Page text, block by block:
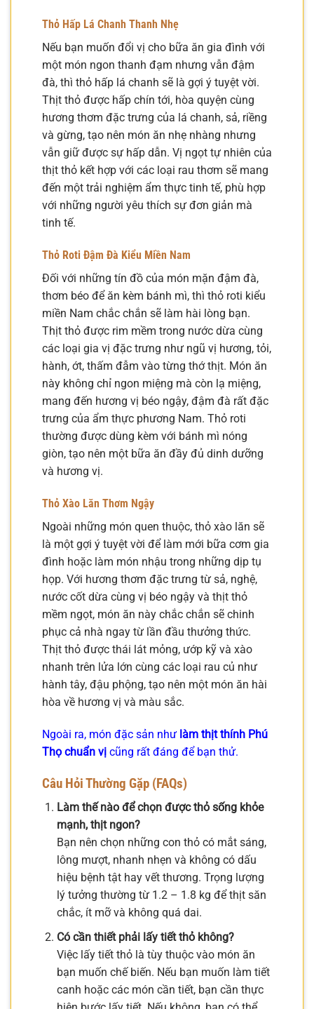
Thỏ Hấp Lá Chanh Thanh Nhẹ
Nếu bạn muốn đổi vị cho bữa ăn gia đình với
một món ngon thanh đạm nhưng vẫn đậm
đà, thì thỏ hấp lá chanh sẽ là gợi ý tuyệt vời.
Thịt thỏ được hấp chín tới, hòa quyện cùng
hương thơm đặc trưng của lá chanh, sả, riềng
và gừng, tạo nên món ăn nhẹ nhàng nhưng
vẫn giữ được sự hấp dẫn. Vị ngọt tự nhiên của
thịt thỏ kết hợp với các loại rau thơm sẽ mang
đến một trải nghiệm ẩm thực tinh tế, phù hợp
với những người yêu thích sự đơn giản mà
tinh tế.
Thỏ Roti Đậm Đà Kiểu Miền Nam
Đối với những tín đồ của món mặn đậm đà,
thơm béo để ăn kèm bánh mì, thì thỏ roti kiểu
miền Nam chắc chắn sẽ làm hài lòng bạn.
Thịt thỏ được rim mềm trong nước dừa cùng
các loại gia vị đặc trưng như ngũ vị hương, tỏi,
hành, ớt, thấm đẫm vào từng thớ thịt. Món ăn
này không chỉ ngon miệng mà còn lạ miệng,
mang đến hương vị béo ngậy, đậm đà rất đặc
trưng của ẩm thực phương Nam. Thỏ roti
thường được dùng kèm với bánh mì nóng
giòn, tạo nên một bữa ăn đầy đủ dinh dưỡng
và hương vị.
Thỏ Xào Lăn Thơm Ngậy
Ngoài những món quen thuộc, thỏ xào lăn sẽ
là một gợi ý tuyệt vời để làm mới bữa cơm gia
đình hoặc làm món nhậu trong những dịp tụ
họp. Với hương thơm đặc trưng từ sả, nghệ,
nước cốt dừa cùng vị béo ngậy và thịt thỏ
mềm ngọt, món ăn này chắc chắn sẽ chinh
phục cả nhà ngay từ lần đầu thưởng thức.
Thịt thỏ được thái lát mỏng, ướp kỹ và xào
nhanh trên lửa lớn cùng các loại rau củ như
hành tây, đậu phộng, tạo nên một món ăn hài
hòa về hương vị và màu sắc.
Ngoài ra, món đặc sản như làm thịt thính Phú
Thọ chuẩn vị cũng rất đáng để bạn thử.
Câu Hỏi Thường Gặp (FAQs)
Làm thế nào để chọn được thỏ sống khỏe
mạnh, thịt ngon?
Bạn nên chọn những con thỏ có mắt sáng,
lông mượt, nhanh nhẹn và không có dấu
hiệu bệnh tật hay vết thương. Trọng lượng
lý tưởng thường từ 1.2 – 1.8 kg để thịt săn
chắc, ít mỡ và không quá dai.
Có cần thiết phải lấy tiết thỏ không?
Việc lấy tiết thỏ là tùy thuộc vào món ăn
bạn muốn chế biến. Nếu bạn muốn làm tiết
canh hoặc các món cần tiết, bạn cần thực